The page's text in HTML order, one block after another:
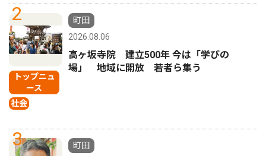
2
トップニュ
ース
社会
町田
2026.08.06
高ヶ坂寺院 建立500年 今は「学びの
場」 地域に開放 若者ら集う
3
町田